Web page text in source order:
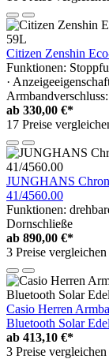
Citizen Zenshin
Funktionen:
·
ab 330,00 €*
17 Preise
JUNGHANS
41/4560.00
Funktionen:
Dornschließe
ab 890,00 €*
3 Preise vergleichen
Casio Herren
Bluetooth Solar
ab 413,10 €*
3 Preise vergleichen